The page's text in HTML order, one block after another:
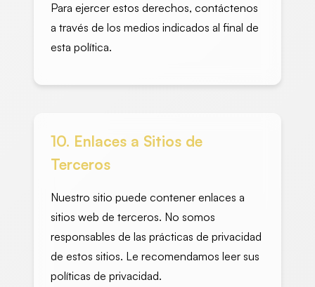
Para ejercer estos derechos, contáctenos
a través de los medios indicados al final de
esta política.
10. Enlaces a Sitios de
Terceros
Nuestro sitio puede contener enlaces a
sitios web de terceros. No somos
responsables de las prácticas de privacidad
de estos sitios. Le recomendamos leer sus
políticas de privacidad.